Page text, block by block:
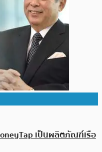
เป็นผลิตภัณฑ์เรือ